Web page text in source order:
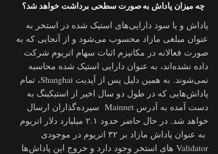
چه میزان پاداش به صورت سطحی برداشت خواهد شد؟
پاداش و یا سود دارایی‌های استیک شده در استخر به
عنوان مبلغی مازاد محسوب می‌شود و از آنجایی که به
صورت فعالانه در مکانیزم اثبات سهام اتریوم شرکت
داده نشده‌اند، به عنوان دارایی استیک شده محاسبه
نمی‌شوند. به همین دلیل پس از آپدیت Shanghai، تمام
پاداش‌هایی که در طول دو سال اخیر از استیکینگ به
دست آمده به آدرس Mainnet سپرده‌گذاران ارسال
خواهد شد. در حال حاضر حدود ۲.۱ میلیارد دلار اتریوم
به عنوان پاداش مازاد بر ۳۲ اتریوم در موجودی
Validator های استخر وجود دارد و خروج این پاداش‌ها